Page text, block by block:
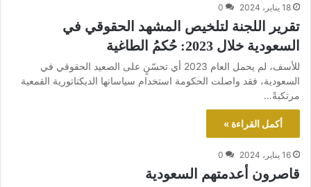
18 يناير، 2024 0
تقرير اللجنة لتلخيص المشهد الحقوقي في
السعودية خلال 2023: حُكمُ الطاغية
للأسف، لم يحمل العام 2023 أي تحسّنٍ على الصعيد الحقوقي في
السعودية، فقد واصلت الحكومة استخدام سياساتها الديكتاتورية القمعية
مرتكبةً…
أكمل القراءة »
16 يناير، 2024 0
قاصرون أعدمتهم السعودية